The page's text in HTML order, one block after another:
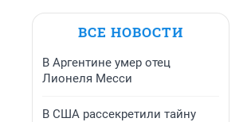
ВСЕ НОВОСТИ
В Аргентине умер отец
Лионеля Месси
В США рассекретили тайну